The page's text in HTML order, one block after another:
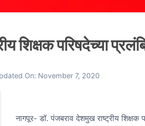
शिक्षक परिषदेच्या
On: November 7, 2020
नागपूर- डॉ. पंजबराव देशमुख राष्ट्रीय शिक्षक